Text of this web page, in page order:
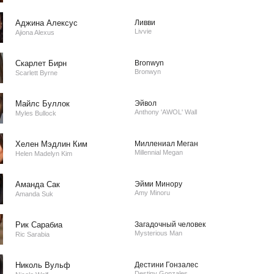
Аджина Алексус
Ajiona Alexus
Ливви
Livvie
Скарлет Бирн
Scarlett Byrne
Bronwyn
Bronwyn
Майлс Буллок
Myles Bullock
Эйвол
Anthony 'AWOL' Wall
Хелен Мэдлин Ким
Helen Madelyn Kim
Миллениал Меган
Millennial Megan
Аманда Сак
Amanda Suk
Эйми Минору
Amy Minoru
Рик Сарабиа
Ric Sarabia
Загадочный человек
Mysterious Man
Николь Вульф Дестини Гонзалес